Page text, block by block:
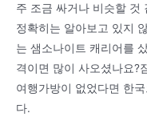
주 조금 싸거나 비슷할 것
정확히는 알아보고 있지
는 샘소나이트 캐리어를
격이면 많이 사오셨나요?
여행가방이 없었다면 한
다.